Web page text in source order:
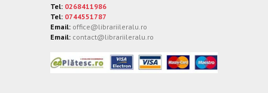
Tel: 0268411986
Tel: 0744551787
Email: office@librariileralu.ro
Email: contact@librariileralu.ro